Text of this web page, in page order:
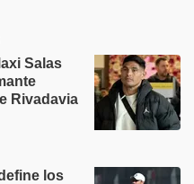
Salas
Rivadavia
los